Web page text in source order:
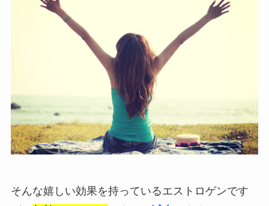
そんな嬉しい効果を持っているエストロゲンです